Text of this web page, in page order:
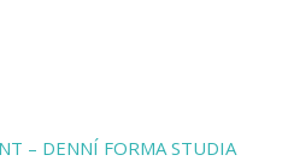
– DENNÍ FORMA STUDIA